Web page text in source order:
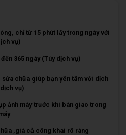
chỉ từ 15 phút lấy trong ngày với
vụ)
365 ngày (Tùy dịch vụ)
chữa giúp bạn yên tâm với dịch
vụ)
ảnh máy trước khi bàn giao trong
,giá cả công khai rõ ràng